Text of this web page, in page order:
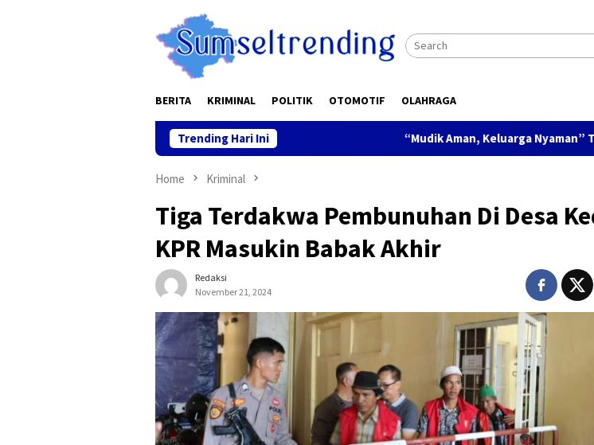
BERITA KRIMINAL POLITIK OTOMOTIF OLAHRAGA
Trending Hari Ini “Mudik Aman, Keluarga Nyaman” Tagline Polri Di
Home Kriminal
Tiga Terdakwa Pembunuhan Di Desa
KPR Masukin Babak Akhir
Redaksi
November 21, 2024